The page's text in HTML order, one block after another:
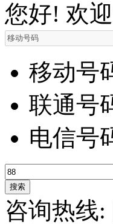
您好! 欢
移动号
联通号
电信号
咨询热线: